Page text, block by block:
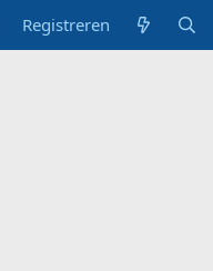
Registreren